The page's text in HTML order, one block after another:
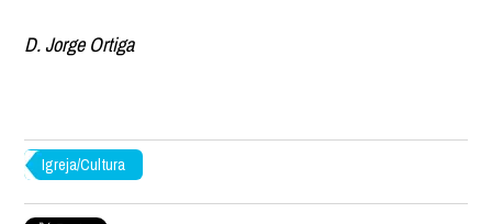
D. Jorge Ortiga
Igreja/Cultura